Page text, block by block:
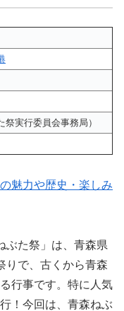
祭実行委員会事務局）
魅力や歴史・楽しみ
ぶた祭」は、青森県
りで、古くから青森
行事です。特に人気
！今回は、青森ねぶ